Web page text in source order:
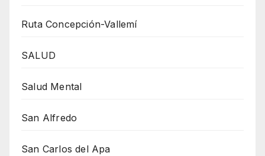
Ruta Concepción-Vallemí
SALUD
Salud Mental
San Alfredo
San Carlos del Apa